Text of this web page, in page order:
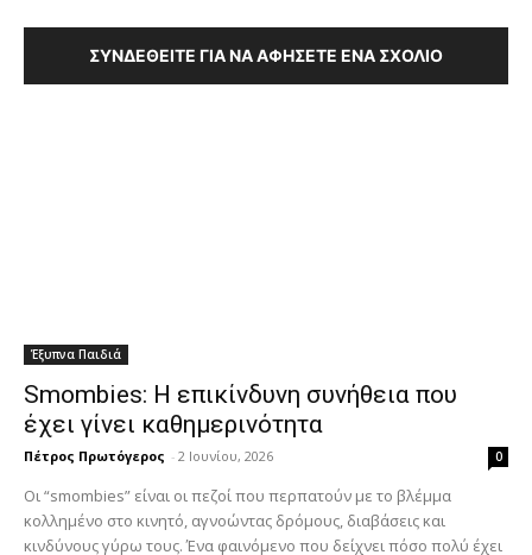
ΣΥΝΔΕΘΕΊΤΕ ΓΙΑ ΝΑ ΑΦΉΣΕΤΕ ΈΝΑ ΣΧΌΛΙΟ
Έξυπνα Παιδιά
Smombies: Η επικίνδυνη συνήθεια που
έχει γίνει καθημερινότητα
Πέτρος Πρωτόγερος - 2 Ιουνίου, 2026 0
Οι “smombies” είναι οι πεζοί που περπατούν με το βλέμμα
κολλημένο στο κινητό, αγνοώντας δρόμους, διαβάσεις και
κινδύνους γύρω τους. Ένα φαινόμενο που δείχνει πόσο πολύ έχει